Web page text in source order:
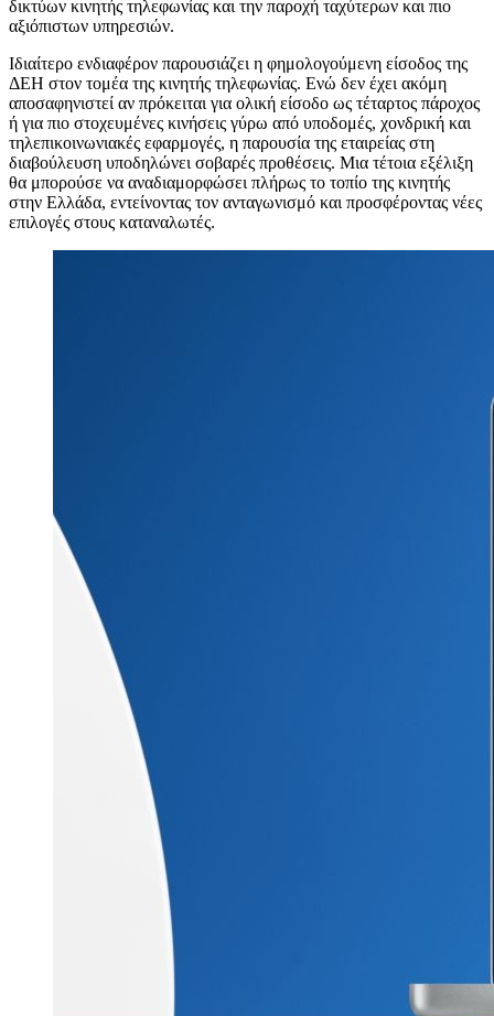
δικτύων κινητής τηλεφωνίας και την παροχή ταχύτερων και πιο
αξιόπιστων υπηρεσιών.
Ιδιαίτερο ενδιαφέρον παρουσιάζει η φημολογούμενη είσοδος της
ΔΕΗ στον τομέα της κινητής τηλεφωνίας. Ενώ δεν έχει ακόμη
αποσαφηνιστεί αν πρόκειται για ολική είσοδο ως τέταρτος πάροχος
ή για πιο στοχευμένες κινήσεις γύρω από υποδομές, χονδρική και
τηλεπικοινωνιακές εφαρμογές, η παρουσία της εταιρείας στη
διαβούλευση υποδηλώνει σοβαρές προθέσεις. Μια τέτοια εξέλιξη
θα μπορούσε να αναδιαμορφώσει πλήρως το τοπίο της κινητής
στην Ελλάδα, εντείνοντας τον ανταγωνισμό και προσφέροντας νέες
επιλογές στους καταναλωτές.